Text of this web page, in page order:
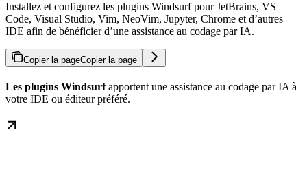
Installez et configurez les plugins Windsurf pour JetBrains, VS
Code, Visual Studio, Vim, NeoVim, Jupyter, Chrome et d’autres
IDE afin de bénéficier d’une assistance au codage par IA.
Copier la pageCopier la page
Les plugins Windsurfapportent une assistance au codage par IA à
votre IDE ou éditeur préféré.